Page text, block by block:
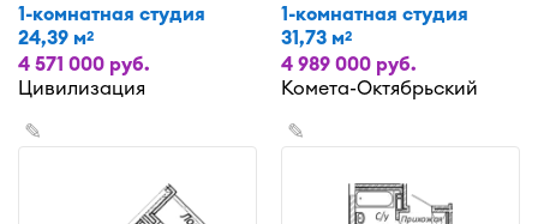
1-комнатная студия
24,39 м2
4 571 000 руб.
Цивилизация
1-комнатная студия
31,73 м2
4 989 000 руб.
Комета-Октябрьский
✎ ✎